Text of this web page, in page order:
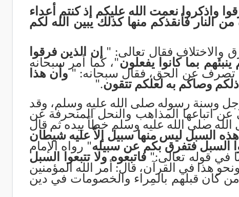
واذكروا نعمت الله عليكم إذ كنتم أعداء
النار فأنقذكم منها كذلك يبين الله لكم
والاختلاف فقال تعالى: " إن الذين فرقوا
بما كانوا يفعلون"، كما أمر سبحانه
تصرف عن الحق، فقال سبحانه: " وأن هذا
وصاكم به لعلكم تتقون".
وجل وسنة رسوله صلى الله عليه وسلم، وقد
اتباعها المذاهب والنحل المنحرفة عن
صلى الله عليه وسلم خطاً بيده ثم قال
هذه السبل ليس منها سبيل إلاّ عليه شيطان
السبل فتفرق بكم عن سبيله" رواه الإمام
في قوله تعالى:"فاتبعوه ولا تتبعوا السبل
هذا في القرآن، قال: أمر الله المؤمنين
من كان قبلهم بالمِراء والخصومات في دين